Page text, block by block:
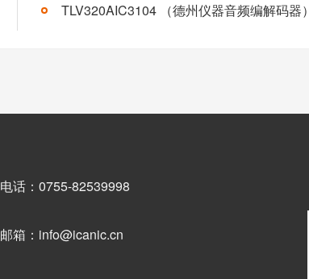
电话：0755-82539998
邮箱：info@icanic.cn